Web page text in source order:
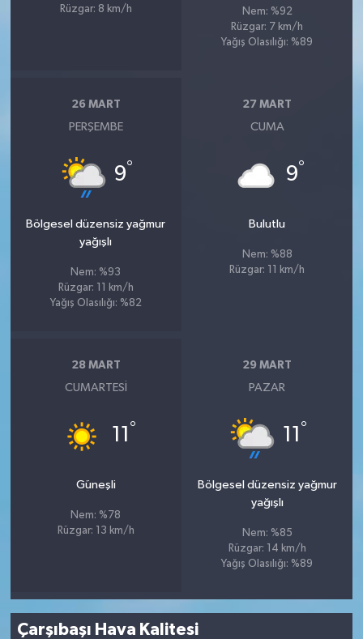
Rüzgar: 8 km/h
Nem: %92
Rüzgar: 7 km/h
Yağış Olasılığı: %89
26 MART
PERŞEMBE
9°
Bölgesel düzensiz yağmur
yağışlı
Nem: %93
Rüzgar: 11 km/h
Yağış Olasılığı: %82
27 MART
CUMA
9°
Bulutlu
Nem: %88
Rüzgar: 11 km/h
28 MART
CUMARTESI
11 °
Güneşli
Nem: %78
Rüzgar: 13 km/h
29 MART
PAZAR
11 °
Bölgesel düzensiz yağmur
yağışlı
Nem: %85
Rüzgar: 14 km/h
Yağış Olasılığı: %89
Çarşıbaşı Hava Kalitesi